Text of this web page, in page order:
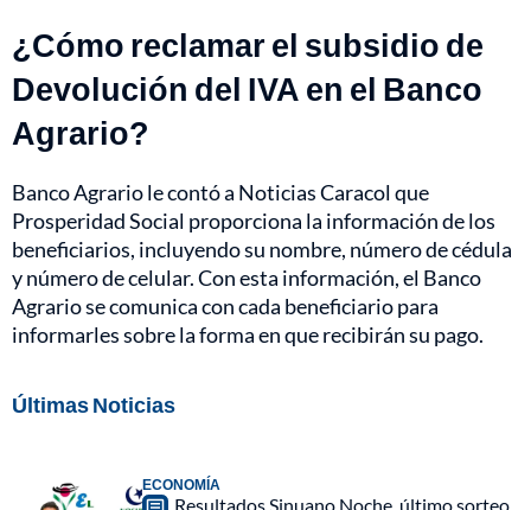
¿Cómo reclamar el subsidio de
Devolución del IVA en el Banco
Agrario?
Banco Agrario le contó a Noticias Caracol que
Prosperidad Social proporciona la información de los
beneficiarios, incluyendo su nombre, número de cédula
y número de celular. Con esta información, el Banco
Agrario se comunica con cada beneficiario para
informarles sobre la forma en que recibirán su pago.
Últimas Noticias
ECONOMÍA
Resultados Sinuano Noche, último sorteo